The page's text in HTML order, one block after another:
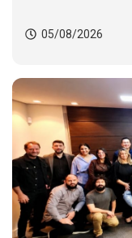
05/08/2026